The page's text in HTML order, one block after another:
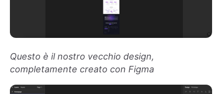
Questo è il nostro vecchio design,
completamente creato con Figma